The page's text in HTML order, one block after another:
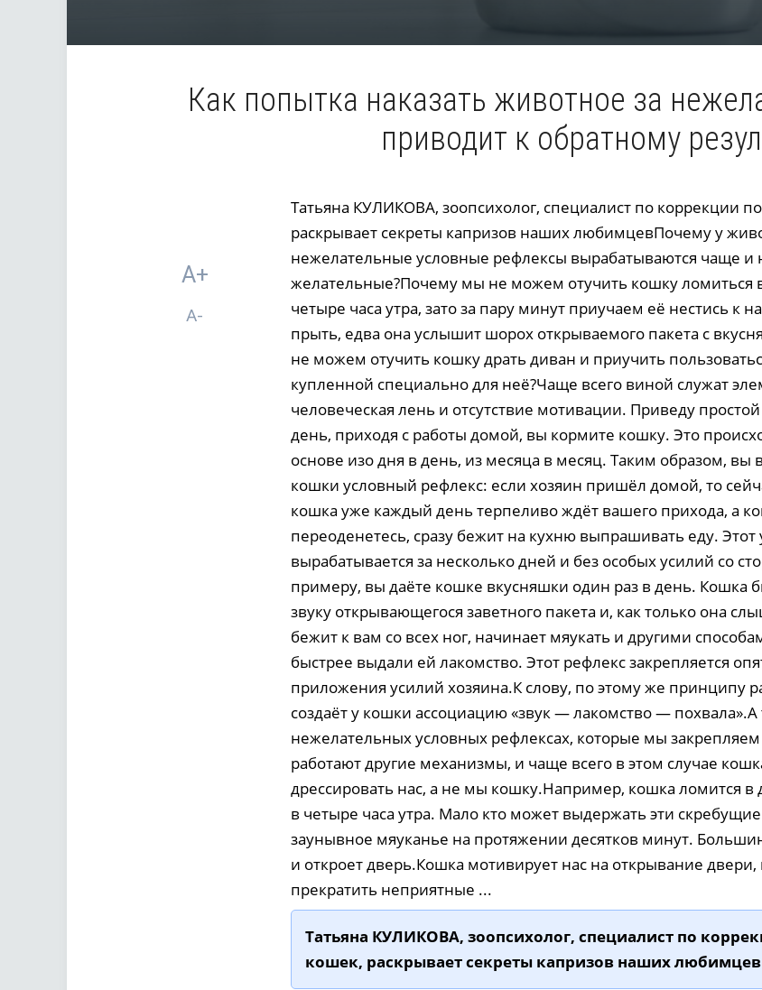
Как попытка наказать животное за
приводит к обратному
A+
A-
Татьяна КУЛИКОВА, зоопсихолог, специалист по коррекции
раскрывает секреты капризов наших любимцевПочему у
нежелательные условные рефлексы вырабатываются чаще и
желательные?Почему мы не можем отучить кошку ломиться
четыре часа утра, зато за пару минут приучаем её нестись к
прыть, едва она услышит шорох открываемого пакета с
не можем отучить кошку драть диван и приучить
купленной специально для неё?Чаще всего виной служат
человеческая лень и отсутствие мотивации. Приведу
день, приходя с работы домой, вы кормите кошку. Это
основе изо дня в день, из месяца в месяц. Таким образом, вы
кошки условный рефлекс: если хозяин пришёл домой, то
кошка уже каждый день терпеливо ждёт вашего прихода, а
переоденетесь, сразу бежит на кухню выпрашивать еду.
вырабатывается за несколько дней и без особых усилий со
примеру, вы даёте кошке вкусняшки один раз в день. Кошка
звуку открывающегося заветного пакета и, как только она
бежит к вам со всех ног, начинает мяукать и другими
быстрее выдали ей лакомство. Этот рефлекс закрепляется
приложения усилий хозяина.К слову, по этому же принципу
создаёт у кошки ассоциацию «звук — лакомство — похвала».А
нежелательных условных рефлексах, которые мы
работают другие механизмы, и чаще всего в этом случае
дрессировать нас, а не мы кошку.Например, кошка ломится
в четыре часа утра. Мало кто может выдержать эти
заунывное мяуканье на протяжении десятков минут.
и откроет дверь.Кошка мотивирует нас на открывание
прекратить неприятные ...
Татьяна КУЛИКОВА, зоопсихолог, специалист по
кошек, раскрывает секреты капризов наших любимцев